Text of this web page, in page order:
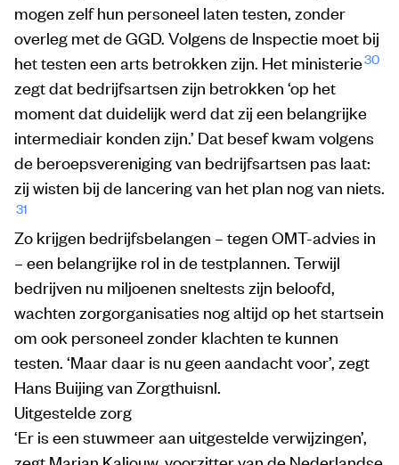
mogen zelf hun personeel laten testen, zonder
overleg met de GGD. Volgens de Inspectie moet bij
het testen een arts betrokken zijn. Het ministerie30
zegt dat bedrijfsartsen zijn betrokken ‘op het
moment dat duidelijk werd dat zij een belangrijke
intermediair konden zijn.’ Dat besef kwam volgens
de beroepsvereniging van bedrijfsartsen pas laat:
zij wisten bij de lancering van het plan nog van niets.
31
Zo krijgen bedrijfsbelangen – tegen OMT-advies in
– een belangrijke rol in de testplannen. Terwijl
bedrijven nu miljoenen sneltests zijn beloofd,
wachten zorgorganisaties nog altijd op het startsein
om ook personeel zonder klachten te kunnen
testen. ‘Maar daar is nu geen aandacht voor’, zegt
Hans Buijing van Zorgthuisnl.
Uitgestelde zorg
‘Er is een stuwmeer aan uitgestelde verwijzingen’,